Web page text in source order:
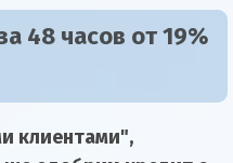
48 часов от 19%
клиентами",